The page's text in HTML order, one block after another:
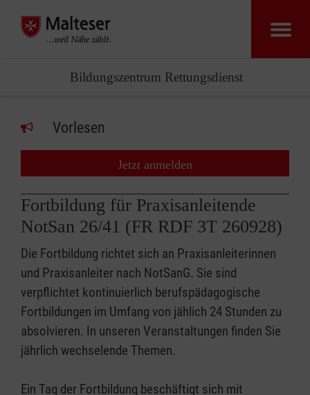
Bildungszentrum Rettungsdienst
Vorlesen
Jetzt anmelden
Fortbildung für Praxisanleitende
NotSan 26/41 (FR RDF 3T 260928)
Die Fortbildung richtet sich an Praxisanleiterinnen
und Praxisanleiter nach NotSanG. Sie sind
verpflichtet kontinuierlich berufspädagogische
Fortbildungen im Umfang von jählich 24 Stunden zu
absolvieren. In unseren Veranstaltungen finden Sie
jährlich wechselende Themen.
Ein Tag der Fortbildung beschäftigt sich mit